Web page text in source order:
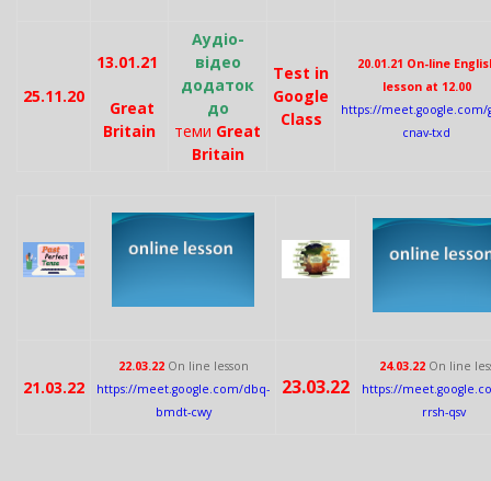
25.11.20
13.01.21
Great
Britain
Аудіо-
відео
додаток
до
теми Great
Britain
Test in
Google
Class
20.01.21 On-line
lesson at 12.00
https://meet.google.com/
cnav-txd
21.03.22
22.03.22On line lesson
https://meet.google.com/dbq-
bmdt-cwy
23.03.22
24.03.22 On line
https://
rrsh-qsv